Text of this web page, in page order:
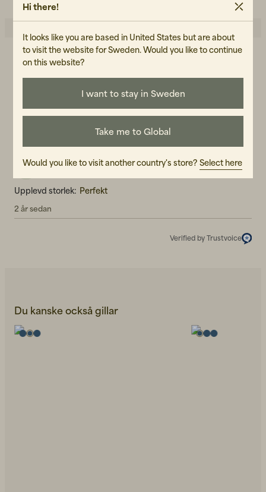
5.0
2
1 ☆
WC
William C
Upplevd storlek: Perfekt
2 år sedan
Verified by Trustvoice
Du kanske också gillar
Hi there!
It looks like you are based in United States but are about
to visit the website for Sweden. Would you like to continue
on this website?
I want to stay in Sweden
Take me to Global
Would you like to visit another country's store? Select here